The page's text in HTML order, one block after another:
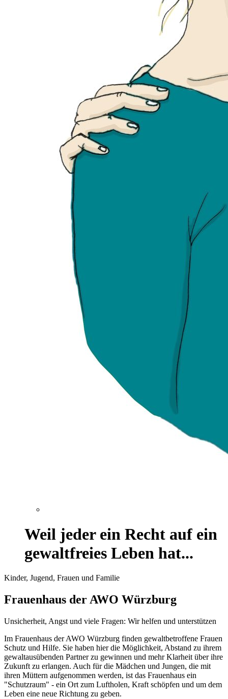
Weil jeder ein Recht auf ein
gewaltfreies Leben hat...
Kinder, Jugend, Frauen und Familie
Frauenhaus der AWO Würzburg
Unsicherheit, Angst und viele Fragen: Wir helfen und unterstützen
Im Frauenhaus der AWO Würzburg finden gewaltbetroffene Frauen
Schutz und Hilfe. Sie haben hier die Möglichkeit, Abstand zu ihrem
gewaltausübenden Partner zu gewinnen und mehr Klarheit über ihre
Zukunft zu erlangen. Auch für die Mädchen und Jungen, die mit
ihren Müttern aufgenommen werden, ist das Frauenhaus ein
"Schutzraum" - ein Ort zum Luftholen, Kraft schöpfen und um dem
Leben eine neue Richtung zu geben.